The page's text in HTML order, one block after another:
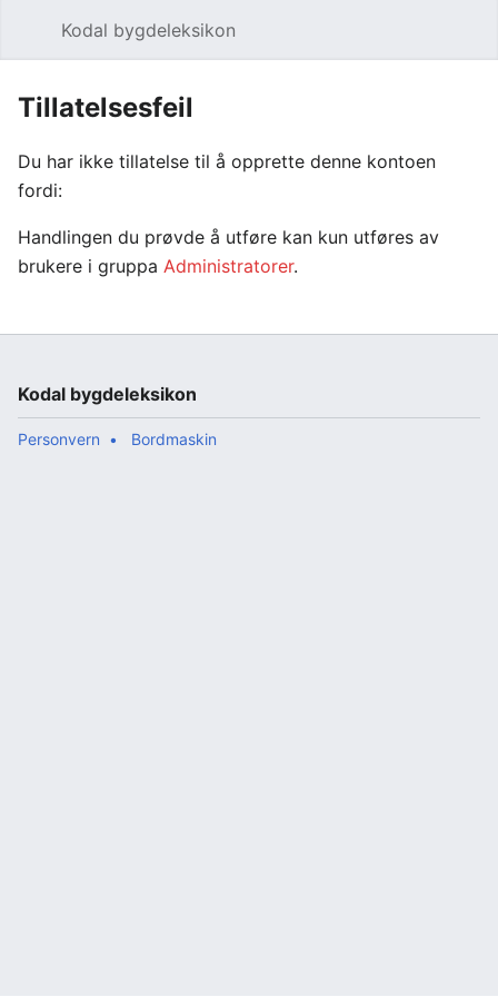
Kodal bygdeleksikon
Tillatelsesfeil
Du har ikke tillatelse til å opprette denne kontoen
fordi:
Handlingen du prøvde å utføre kan kun utføres av
brukere i gruppa Administratorer.
Kodal bygdeleksikon
Personvern Bordmaskin